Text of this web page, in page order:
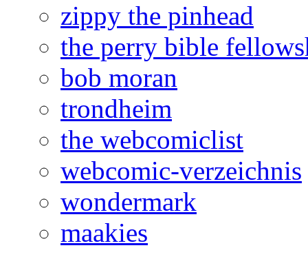
zippy the pinhead
the perry bible
bob moran
trondheim
the webcomiclist
webcomic-verzeichnis
wondermark
maakies